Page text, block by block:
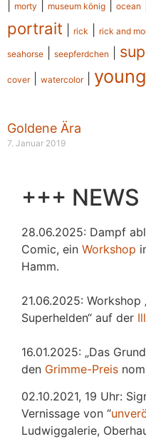
morty museum könig ocean
portrait rick rick and
seahorse seepferdchen
cover| watercolor|
Goldene Ära
7. Januar 2019
+++
28.06.2025: Dampf
Comic, ein Workshop
Hamm.
21.06.2025:
Superhelden“ auf der
16.01.2025: „Das
den Grimme-Preis
02.10.2021, 19 Uhr:
Vernissage von “
Ludwiggalerie,